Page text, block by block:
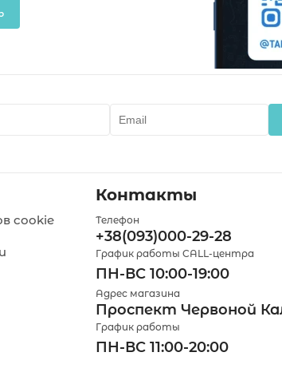
cookie
Контакты
Телефон
+38(093)000-29-28
График работы CALL-центра
ПН-ВС 10:00-19:00
Адрес магазина
Проспект Червоной
График работы
ПН-ВС 11:00-20:00